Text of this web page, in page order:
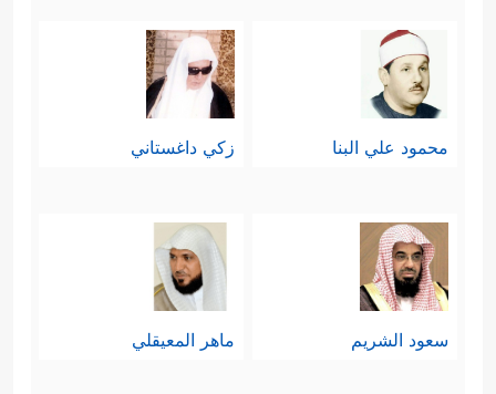
محمود علي البنا زكي داغستاني
سعود الشريم ماهر المعيقلي